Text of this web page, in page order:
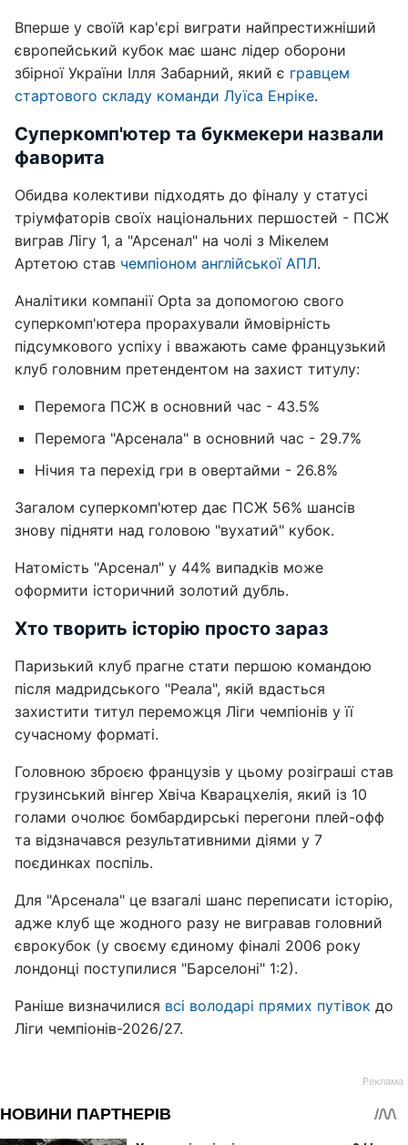
Вперше у своїй кар'єрі виграти найпрестижніший
європейський кубок має шанс лідер оборони
збірної України Ілля Забарний, який є гравцем
стартового складу команди Луїса Енріке.
Суперкомп'ютер та букмекери назвали
фаворита
Обидва колективи підходять до фіналу у статусі
тріумфаторів своїх національних першостей - ПСЖ
виграв Лігу 1, а "Арсенал" на чолі з Мікелем
Артетою став чемпіоном англійської АПЛ.
Аналітики компанії Opta за допомогою свого
суперкомп'ютера прорахували ймовірність
підсумкового успіху і вважають саме французький
клуб головним претендентом на захист титулу:
Перемога ПСЖ в основний час - 43.5%
Перемога "Арсенала" в основний час - 29.7%
Нічия та перехід гри в овертайми - 26.8%
Загалом суперкомп'ютер дає ПСЖ 56% шансів
знову підняти над головою "вухатий" кубок.
Натомість "Арсенал" у 44% випадків може
оформити історичний золотий дубль.
Хто творить історію просто зараз
Паризький клуб прагне стати першою командою
після мадридського "Реала", якій вдасться
захистити титул переможця Ліги чемпіонів у її
сучасному форматі.
Головною зброєю французів у цьому розіграші став
грузинський вінгер Хвіча Кварацхелія, який із 10
голами очолює бомбардирські перегони плей-офф
та відзначався результативними діями у 7
поєдинках поспіль.
Для "Арсенала" це взагалі шанс переписати історію,
адже клуб ще жодного разу не вигравав головний
єврокубок (у своєму єдиному фіналі 2006 року
лондонці поступилися "Барселоні" 1:2).
Раніше визначилися всі володарі прямих путівок до
Ліги чемпіонів-2026/27.